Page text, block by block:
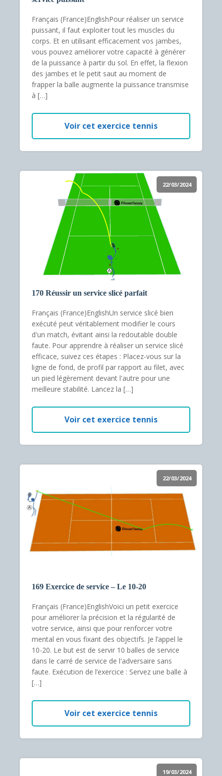
Français (France)EnglishPour réaliser un service
puissant, il faut exploiter tout les muscles du
corps. Et en utilisant efficacement vos jambes,
vous pouvez améliorer votre capacité à générer
de la puissance à partir du sol. En effet, la flexion
des jambes et le petit saut au moment de
frapper la balle augmente la puissance transmise
à […]
Voir cet exercice tennis
22/03/2024
170 Réussir un service slicé parfait
Français (France)EnglishUn service slicé bien
exécuté peut véritablement modifier le cours
d'un match, évitant ainsi la redoutable double
faute. Pour apprendre à réaliser un service slicé
efficace, suivez ces étapes : Placez-vous sur la
ligne de fond, de profil par rapport au filet, avec
un pied légèrement devant l'autre pour une
meilleure stabilité. Lancez la […]
Voir cet exercice tennis
22/03/2024
169 Exercice de service – Le 10-20
Français (France)EnglishVoici un petit exercice
pour améliorer la précision et la régularité de
votre service, ainsi que pour renforcer votre
mental en vous fixant des objectifs. Je l’appel le
10-20. Le but est de servir 10 balles de service
dans le carré de service de l'adversaire sans
faute. Exécution de l’exercice : Servez une balle à
[…]
Voir cet exercice tennis
19/03/2024